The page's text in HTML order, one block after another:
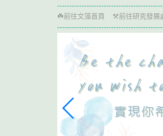
☘️前往文藻首頁 ⚒️前往研究發展